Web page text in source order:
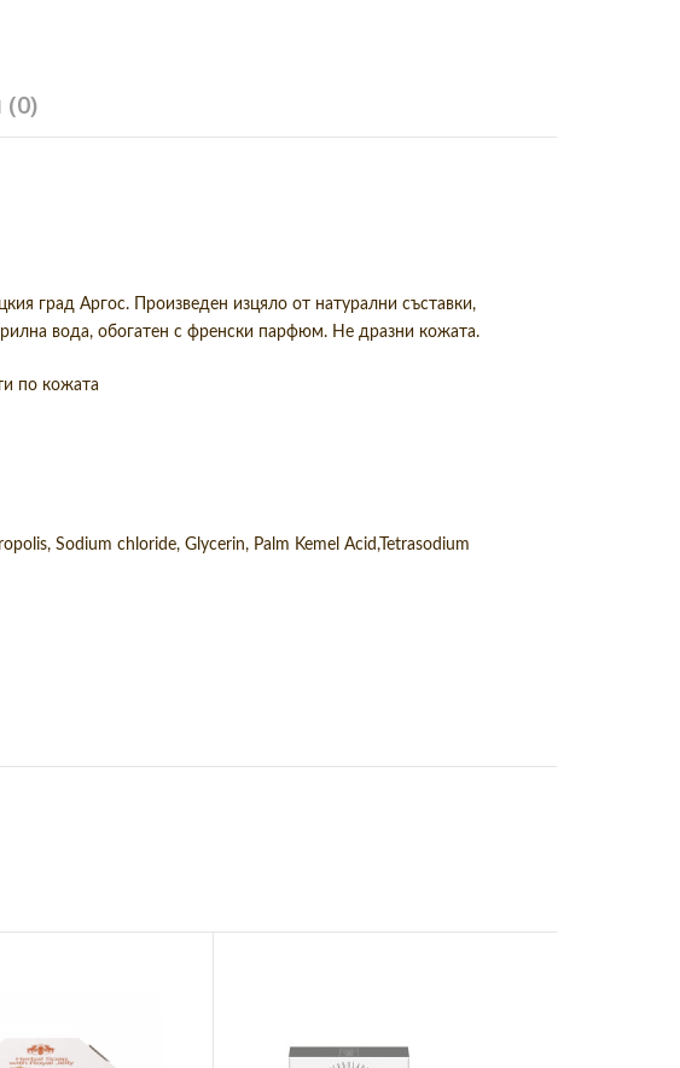
град Аргос. Произведен изцяло от натурални съставки,
вода, обогатен с френски парфюм. Не дразни кожата.
по кожата
Sodium chloride, Glycerin, Palm Kemel Acid,Tetrasodium